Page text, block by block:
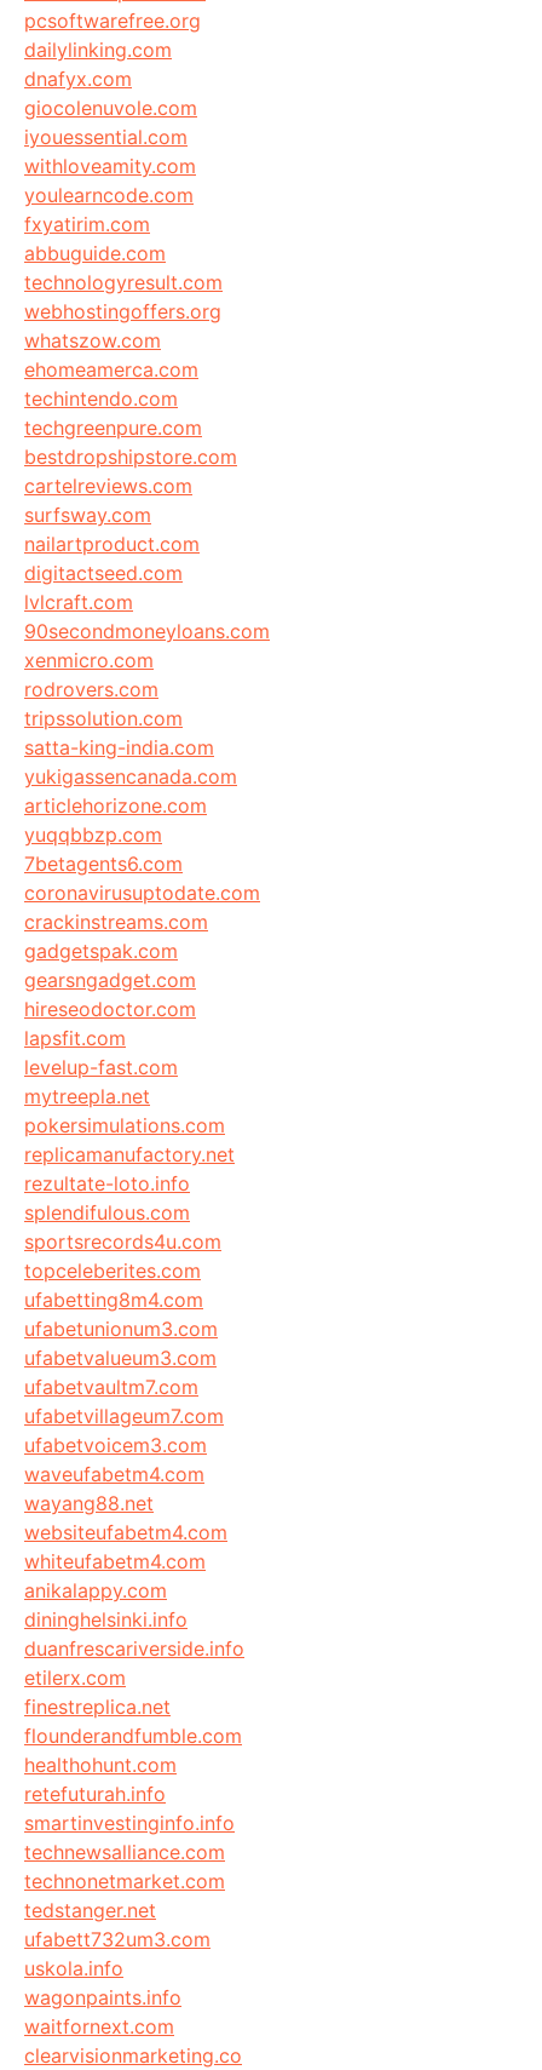
pcsoftwarefree.org
dailylinking.com
dnafyx.com
giocolenuvole.com
iyouessential.com
withloveamity.com
youlearncode.com
fxyatirim.com
abbuguide.com
technologyresult.com
webhostingoffers.org
whatszow.com
ehomeamerca.com
techintendo.com
techgreenpure.com
bestdropshipstore.com
cartelreviews.com
surfsway.com
nailartproduct.com
digitactseed.com
lvlcraft.com
90secondmoneyloans.com
xenmicro.com
rodrovers.com
tripssolution.com
satta-king-india.com
yukigassencanada.com
articlehorizone.com
yuqqbbzp.com
7betagents6.com
coronavirusuptodate.com
crackinstreams.com
gadgetspak.com
gearsngadget.com
hireseodoctor.com
lapsfit.com
levelup-fast.com
mytreepla.net
pokersimulations.com
replicamanufactory.net
rezultate-loto.info
splendifulous.com
sportsrecords4u.com
topceleberites.com
ufabetting8m4.com
ufabetunionum3.com
ufabetvalueum3.com
ufabetvaultm7.com
ufabetvillageum7.com
ufabetvoicem3.com
waveufabetm4.com
wayang88.net
websiteufabetm4.com
whiteufabetm4.com
anikalappy.com
dininghelsinki.info
duanfrescariverside.info
etilerx.com
finestreplica.net
flounderandfumble.com
healthohunt.com
retefuturah.info
smartinvestinginfo.info
technewsalliance.com
technonetmarket.com
tedstanger.net
ufabett732um3.com
uskola.info
wagonpaints.info
waitfornext.com
clearvisionmarketing.co